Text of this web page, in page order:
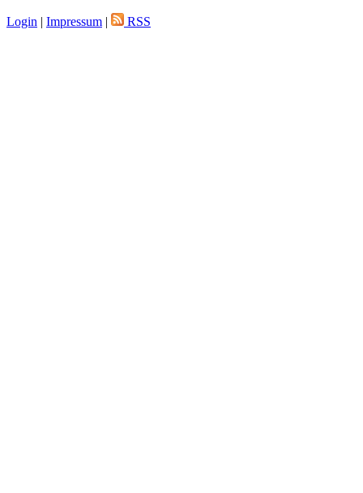
Login | Impressum | RSS